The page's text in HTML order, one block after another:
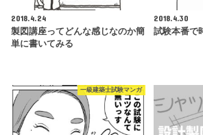
2018.4.24
製図講座ってどんな感じなのか簡
単に書いてみる
2018.4.30
試験本番で
一級建築士試験マンガ